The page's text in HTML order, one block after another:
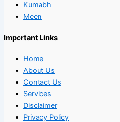
Kumabh
Meen
Important Links
Home
About Us
Contact Us
Services
Disclaimer
Privacy Policy